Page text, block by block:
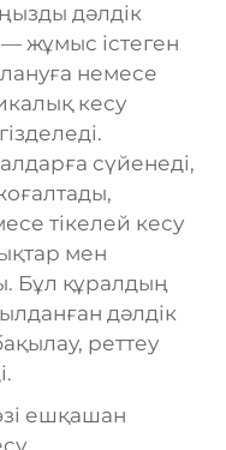
дәлдік
жұмыс істеген
немесе
кесу
сүйенеді,
тікелей кесу
мен
Бұл құралдың
дәлдік
реттеу
ешқашан